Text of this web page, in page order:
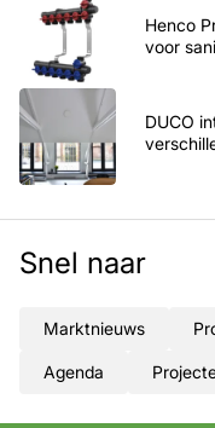
Henco
voor
DUCO
Snel naar
Marktnieuws
Agenda